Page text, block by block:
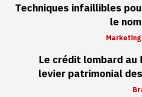
Techniques infaillibles
le
Le crédit lombard au
levier patrimonial